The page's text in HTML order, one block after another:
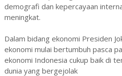
demografi dan kepercayaan
meningkat.
Dalam bidang ekonomi Presiden
ekonomi mulai bertumbuh pasca
ekonomi Indonesia cukup baik di
dunia yang bergejolak